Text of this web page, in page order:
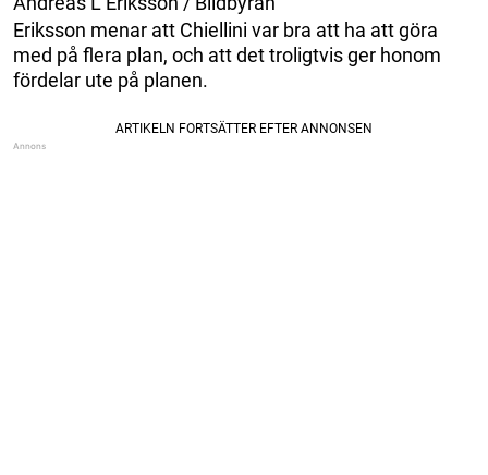
Eriksson menar att Chiellini var bra att ha att göra
med på flera plan, och att det troligtvis ger honom
fördelar ute på planen.